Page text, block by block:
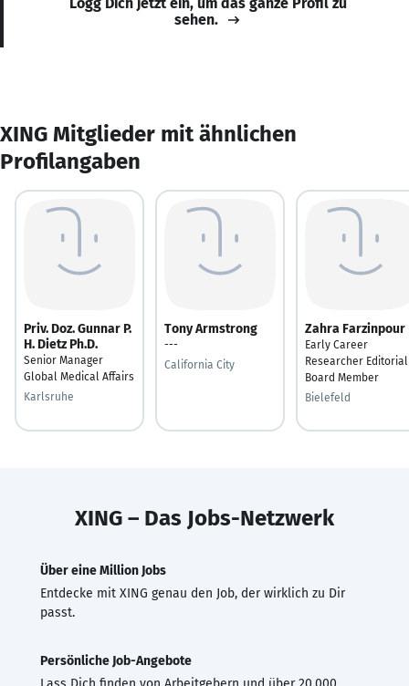
sehen.
XING Mitglieder mit ähnlichen
Profilangaben
Priv. Doz. Gunnar P.
H. Dietz Ph.D.
Senior Manager
Global Medical Affairs
Karlsruhe
Tony Armstrong
---
California City
Zahra Farzinpour
Early Career
Researcher Editorial
Board Member
Bielefeld
XING – Das Jobs-Netzwerk
Über eine Million Jobs
Entdecke mit XING genau den Job, der wirklich zu Dir
passt.
Persönliche Job-Angebote